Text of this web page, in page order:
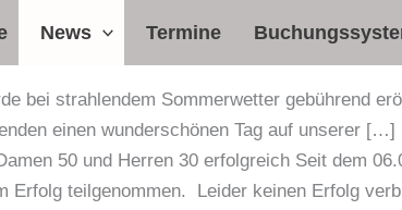
News Termine
bei strahlendem Sommerwetter gebührend
einen wunderschönen Tag auf unserer […]
50 und Herren 30 erfolgreich Seit dem
Erfolg teilgenommen. Leider keinen Erfolg